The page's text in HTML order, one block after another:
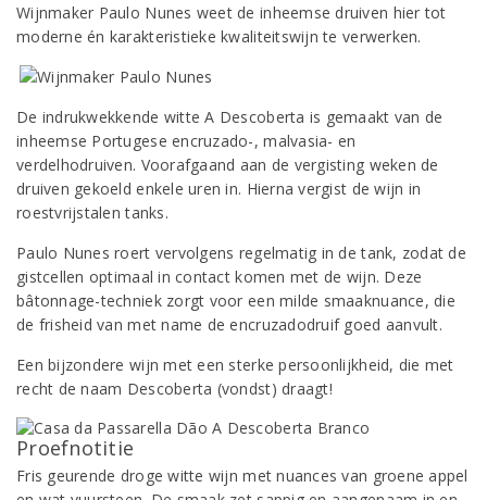
Wijnmaker Paulo Nunes weet de inheemse druiven hier tot
moderne én karakteristieke kwaliteitswijn te verwerken.
De indrukwekkende witte A Descoberta is gemaakt van de
inheemse Portugese encruzado-, malvasia- en
verdelhodruiven. Voorafgaand aan de vergisting weken de
druiven gekoeld enkele uren in. Hierna vergist de wijn in
roestvrijstalen tanks.
Paulo Nunes roert vervolgens regelmatig in de tank, zodat de
gistcellen optimaal in contact komen met de wijn. Deze
bâtonnage-techniek zorgt voor een milde smaaknuance, die
de frisheid van met name de encruzadodruif goed aanvult.
Een bijzondere wijn met een sterke persoonlijkheid, die met
recht de naam Descoberta (vondst) draagt!
Proefnotitie
Fris geurende droge witte wijn met nuances van groene appel